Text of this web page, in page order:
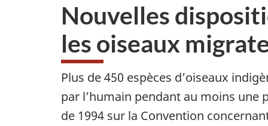
Nouvelles
les oiseaux
Plus de 450 espèces d’oiseaux
par l’humain pendant au moins une
de 1994 sur la Convention